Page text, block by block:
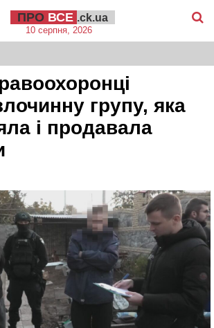
ПРО ВСЕ .ck.ua
10 серпня, 2026
групу, яка
і продавала